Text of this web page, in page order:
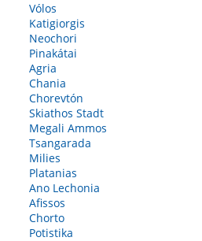
Vólos
Katigiorgis
Neochori
Pinakátai
Agria
Chania
Chorevtón
Skiathos Stadt
Megali Ammos
Tsangarada
Milies
Platanias
Ano Lechonia
Afissos
Chorto
Potistika